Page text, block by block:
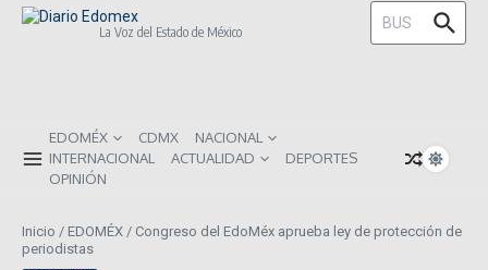
La Voz del Estado de México
Buscar:
EDOMÉX CDMX
NACIONAL
INTERNACIONAL
ACTUALIDAD
DEPORTES
OPINIÓN
Inicio / EDOMÉX / Congreso del EdoMéx aprueba ley de protección de
periodistas